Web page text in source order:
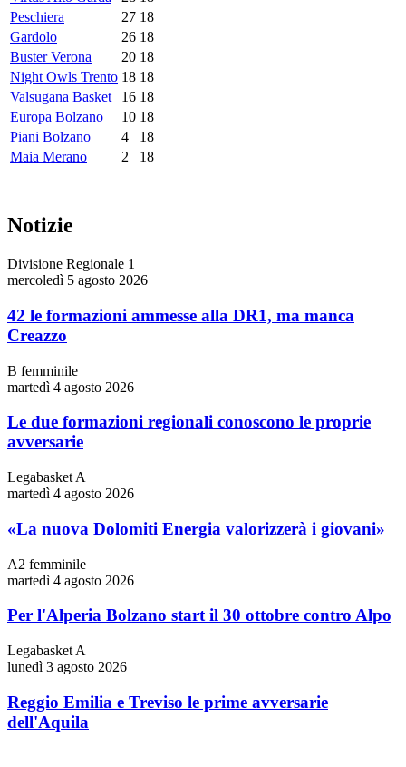
Peschiera
27 18
Gardolo
26 18
Buster Verona
20 18
Night Owls Trento 18 18
Valsugana Basket
16 18
Europa Bolzano
10 18
Piani Bolzano
4
18
Maia Merano
2 18
Notizie
Divisione Regionale 1
mercoledì 5 agosto 2026
42 le formazioni ammesse alla DR1, ma manca
Creazzo
B femminile
martedì 4 agosto 2026
Le due formazioni regionali conoscono le proprie
avversarie
Legabasket A
martedì 4 agosto 2026
«La nuova Dolomiti Energia valorizzerà i giovani»
A2 femminile
martedì 4 agosto 2026
Per l'Alperia Bolzano start il 30 ottobre contro Alpo
Legabasket A
lunedì 3 agosto 2026
Reggio Emilia e Treviso le prime avversarie
dell'Aquila